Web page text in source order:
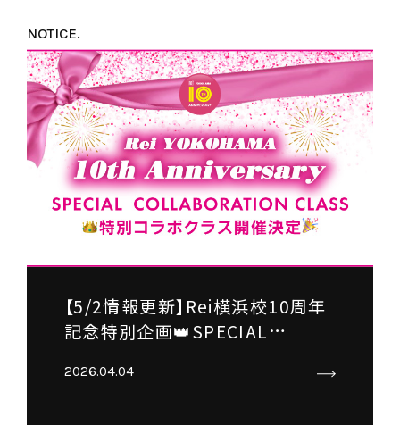
NOTICE.
【5/2情報更新】Rei横浜校10周年
記念特別企画👑SPECIAL
決定🎉
2026.04.04